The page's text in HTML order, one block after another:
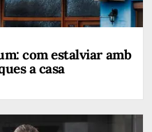
com estalviar amb
a casa